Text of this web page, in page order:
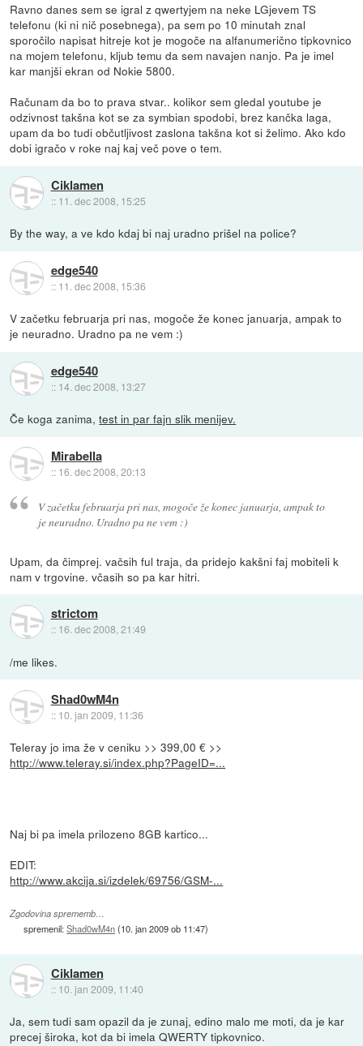
Ravno danes sem se igral z qwertyjem na neke LGjevem TS
telefonu (ki ni nič posebnega), pa sem po 10 minutah znal
sporočilo napisat hitreje kot je mogoče na alfanumerično tipkovnico
na mojem telefonu, kljub temu da sem navajen nanjo. Pa je imel
kar manjši ekran od Nokie 5800.
Računam da bo to prava stvar.. kolikor sem gledal youtube je
odzivnost takšna kot se za symbian spodobi, brez kančka laga,
upam da bo tudi občutljivost zaslona takšna kot si želimo. Ako kdo
dobi igračo v roke naj kaj več pove o tem.
Ciklamen
:: 11. dec 2008, 15:25
By the way, a ve kdo kdaj bi naj uradno prišel na police?
edge540
:: 11. dec 2008, 15:36
V začetku februarja pri nas, mogoče že konec januarja, ampak to
je neuradno. Uradno pa ne vem :)
edge540
:: 14. dec 2008, 13:27
Če koga zanima,test in par fajn slik menijev.
Mirabella
:: 16. dec 2008, 20:13
V začetku februarja pri nas, mogoče že konec januarja, ampak to
je neuradno. Uradno pa ne vem :)
Upam, da čimprej. vačsih ful traja, da pridejo kakšni faj mobiteli k
nam v trgovine. včasih so pa kar hitri.
strictom
:: 16. dec 2008, 21:49
/me likes.
Shad0wM4n
:: 10. jan 2009, 11:36
Teleray jo ima že v ceniku >> 399,00 € >>
http://www.teleray.si/index.php?PageID=...
Naj bi pa imela prilozeno 8GB kartico...
EDIT:
http://www.akcija.si/izdelek/69756/GSM-...
Zgodovina sprememb…
spremenil:Shad0wM4n(10. jan 2009 ob 11:47)
Ciklamen
:: 10. jan 2009, 11:40
Ja, sem tudi sam opazil da je zunaj, edino malo me moti, da je kar
precej široka, kot da bi imela QWERTY tipkovnico.